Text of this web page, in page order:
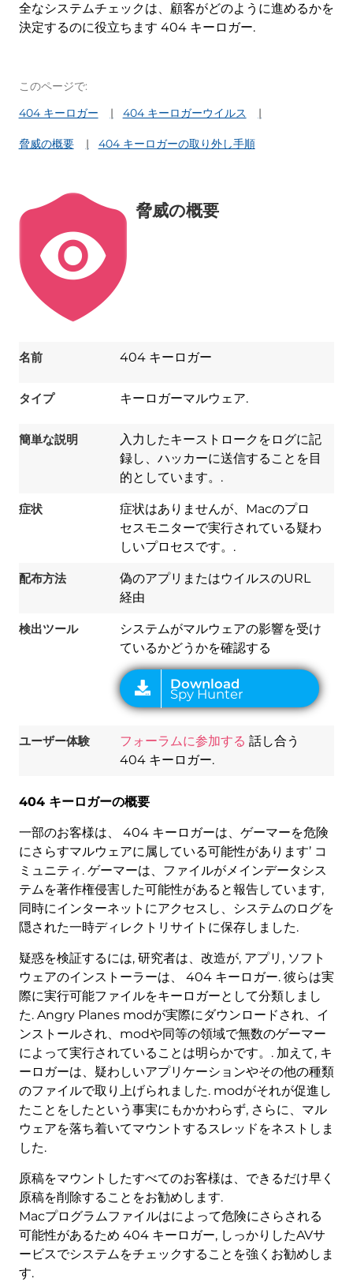
全なシステムチェックは、顧客がどのように進めるかを
決定するのに役立ちます 404 キーロガー.
このページで:
404 キーロガー
404 キーロガーウイルス
脅威の概要 404 キーロガーの取り外し手順
脅威の概要
名前 404 キーロガー
タイプ キーロガーマルウェア.
簡単な説明
入力したキーストロークをログに記
録し、ハッカーに送信することを目
的としています。.
症状
症状はありませんが、Macのプロ
セスモニターで実行されている疑わ
しいプロセスです。.
配布方法
偽のアプリまたはウイルスのURL
経由
検出ツール
システムがマルウェアの影響を受け
ているかどうかを確認する
Download
Spy Hunter
ユーザー体験 フォーラムに参加する 話し合う
404 キーロガー.
404 キーロガーの概要
一部のお客様は、 404 キーロガーは、ゲーマーを危険
にさらすマルウェアに属している可能性があります’ コ
ミュニティ. ゲーマーは、ファイルがメインデータシス
テムを著作権侵害した可能性があると報告しています,
同時にインターネットにアクセスし、システムのログを
隠された一時ディレクトリサイトに保存しました.
疑惑を検証するには, 研究者は、改造が, アプリ, ソフト
ウェアのインストーラーは、 404 キーロガー. 彼らは実
際に実行可能ファイルをキーロガーとして分類しまし
た. Angry Planes modが実際にダウンロードされ、イ
ンストールされ、modや同等の領域で無数のゲーマー
によって実行されていることは明らかです。. 加えて, キ
ーロガーは、疑わしいアプリケーションやその他の種類
のファイルで取り上げられました. modがそれが促進し
たことをしたという事実にもかかわらず, さらに、マル
ウェアを落ち着いてマウントするスレッドをネストしま
した.
原稿をマウントしたすべてのお客様は、できるだけ早く
原稿を削除することをお勧めします.
Macプログラムファイルはによって危険にさらされる
可能性があるため 404 キーロガー, しっかりしたAVサ
ービスでシステムをチェックすることを強くお勧めしま
す.